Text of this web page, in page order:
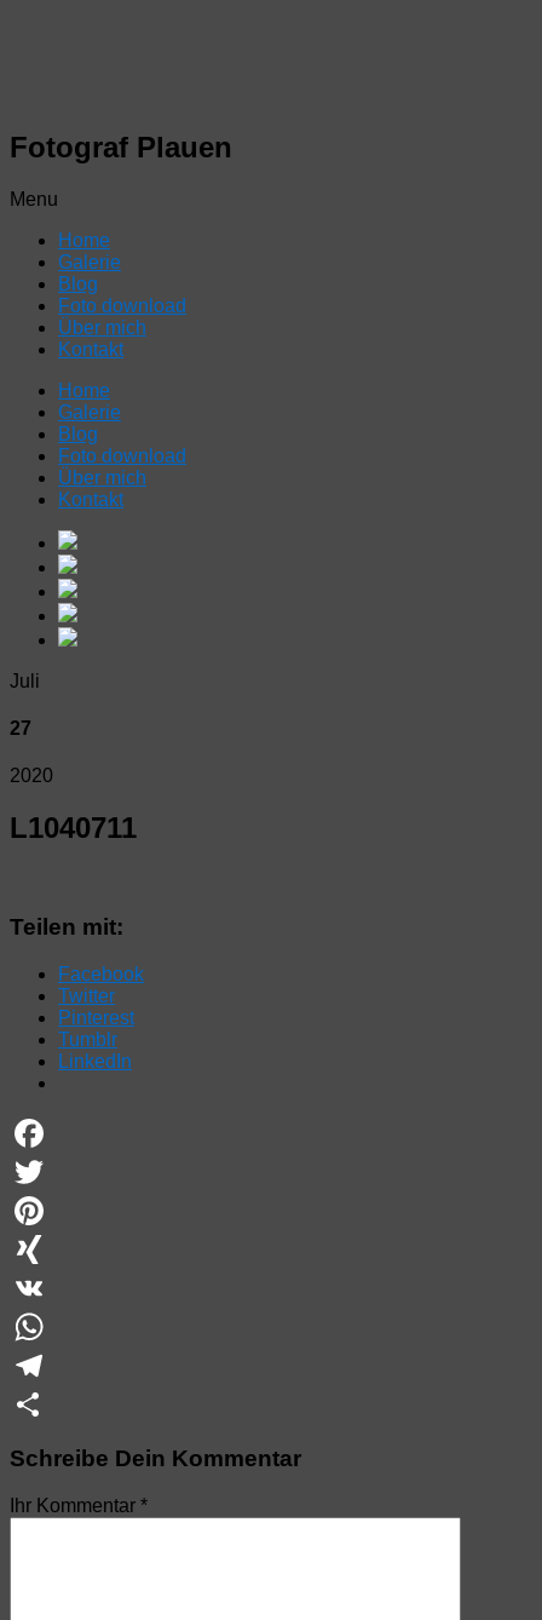
Fotograf Plauen
Menu
Home
Galerie
Blog
Foto download
Über mich
Kontakt
Home
Galerie
Blog
Foto download
Über mich
Kontakt
Juli
27
2020
L1040711
Teilen mit:
Facebook
Twitter
Pinterest
Tumblr
LinkedIn
Facebook
Twitter
Pinterest
XING
VK
WhatsApp
Telegram
Schreibe Dein Kommentar
Ihr Kommentar *